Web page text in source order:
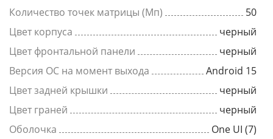
Количество точек матрицы (Мп)
50
Цвет корпуса
черный
Цвет фронтальной панели
черный
Версия ОС на момент выхода
Android 15
Цвет задней крышки
черный
Цвет граней
черный
Оболочка
One UI (7)